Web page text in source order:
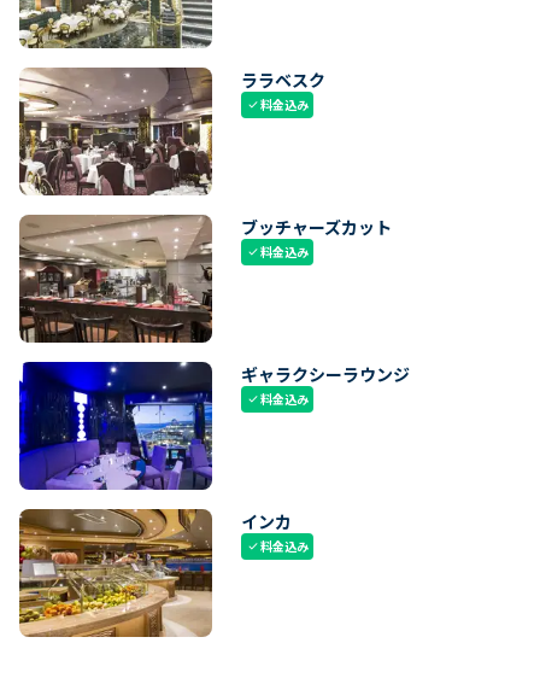
ララベスク
check料金込み
ブッチャーズカット
check料金込み
ギャラクシーラウンジ
check料金込み
インカ
check料金込み